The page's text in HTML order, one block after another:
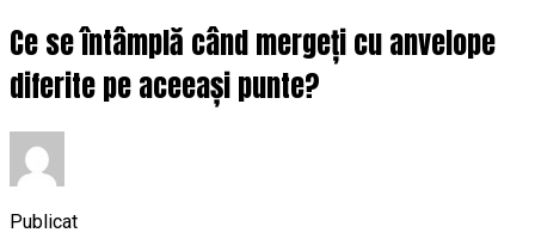
Ce se întâmplă când mergeți cu anvelope
diferite pe aceeași punte?
Publicat